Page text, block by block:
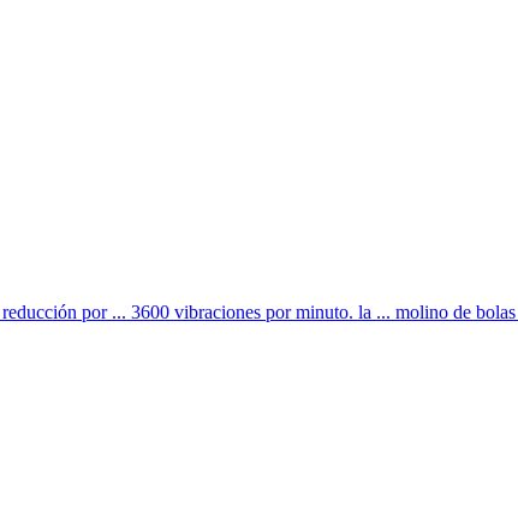
por ... 3600 vibraciones por minuto. la ... molino de